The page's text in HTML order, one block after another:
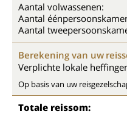
Aantal volwassenen:
Aantal
Aantal
Berekening van uw
Verplichte lokale
Op basis van uw
Totale reissom: